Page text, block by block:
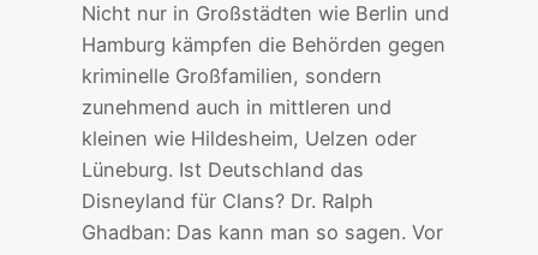
Nicht nur in Großstädten wie Berlin und
Hamburg kämpfen die Behörden gegen
kriminelle Großfamilien, sondern
zunehmend auch in mittleren und
kleinen wie Hildesheim, Uelzen oder
Lüneburg. Ist Deutschland das
Disneyland für Clans? Dr. Ralph
Ghadban: Das kann man so sagen. Vor